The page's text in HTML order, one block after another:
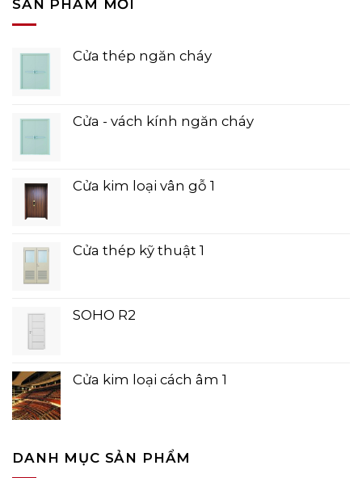
SẢN PHẨM MỚI
Cửa thép ngăn cháy
Cửa - vách kính ngăn cháy
Cửa kim loại vân gỗ 1
Cửa thép kỹ thuật 1
SOHO R2
Cửa kim loại cách âm 1
DANH MỤC SẢN PHẨM